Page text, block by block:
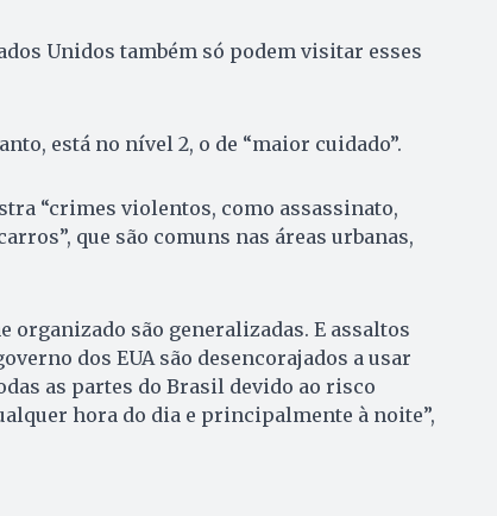
Unidos também só podem visitar esses
está no nível 2, o de “maior cuidado”.
“crimes violentos, como assassinato,
que são comuns nas áreas urbanas,
organizado são generalizadas. E assaltos
dos EUA são desencorajados a usar
as partes do Brasil devido ao risco
hora do dia e principalmente à noite”,